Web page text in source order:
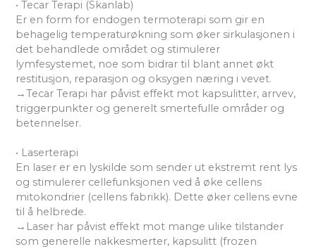
• Tecar Terapi (Skanlab)
Er en form for endogen termoterapi som gir en
behagelig temperaturøkning som øker sirkulasjonen i
det behandlede området og stimulerer
lymfesystemet, noe som bidrar til blant annet økt
restitusjon, reparasjon og oksygen næring i vevet.
→Tecar Terapi har påvist effekt mot kapsulitter, arrvev,
triggerpunkter og generelt smertefulle områder og
betennelser.
• Laserterapi
En laser er en lyskilde som sender ut ekstremt rent lys
og stimulerer cellefunksjonen ved å øke cellens
mitokondrier (cellens fabrikk). Dette øker cellens evne
til å helbrede.
→Laser har påvist effekt mot mange ulike tilstander
som generelle nakkesmerter, kapsulitt (frozen